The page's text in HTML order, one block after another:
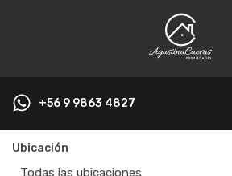
+56 9 9863 4827
Ubicación
Todas las ubicaciones